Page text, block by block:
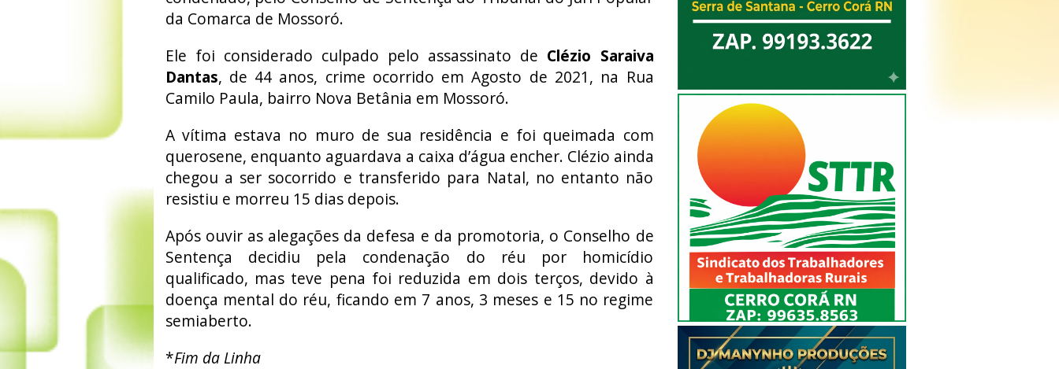
da Comarca de Mossoró.
Ele foi considerado culpado pelo assassinato de Clézio Saraiva
Dantas, de 44 anos, crime ocorrido em Agosto de 2021, na Rua
Camilo Paula, bairro Nova Betânia em Mossoró.
A vítima estava no muro de sua residência e foi queimada com
querosene, enquanto aguardava a caixa d’água encher. Clézio ainda
chegou a ser socorrido e transferido para Natal, no entanto não
resistiu e morreu 15 dias depois.
Após ouvir as alegações da defesa e da promotoria, o Conselho de
Sentença decidiu pela condenação do réu por homicídio
qualificado, mas teve pena foi reduzida em dois terços, devido à
doença mental do réu, ficando em 7 anos, 3 meses e 15 no regime
semiaberto.
*Fim da Linha